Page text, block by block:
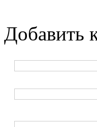
Добавить